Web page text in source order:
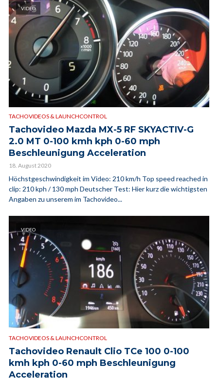
VIDEO
TACHOVIDEOS & LAUNCHCONTROL
Tachovideo Mazda MX-5 RF SKYACTIV-G
2.0 MT 0-100 kmh kph 0-60 mph
Beschleunigung Acceleration
18. August 2020
Höchstgeschwindigkeit im Video: 210 km/h Top speed reached in
clip: 210 kph / 130 mph Deutscher Test: Hier kurz die wichtigsten
Angaben zu unserem im Tachovideo...
VIDEO
TACHOVIDEOS & LAUNCHCONTROL
Tachovideo Renault Clio TCe 100 0-100
kmh kph 0-60 mph Beschleunigung
Acceleration